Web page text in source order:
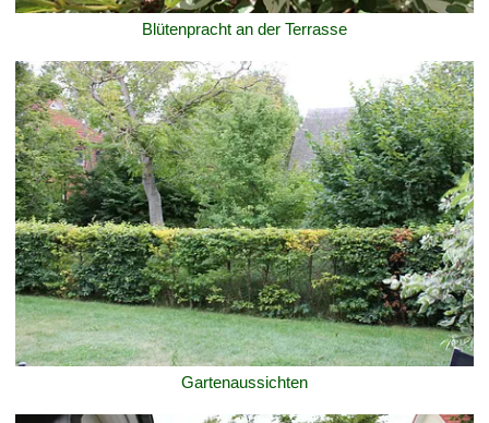
Blütenpracht an der Terrasse
Gartenaussichten